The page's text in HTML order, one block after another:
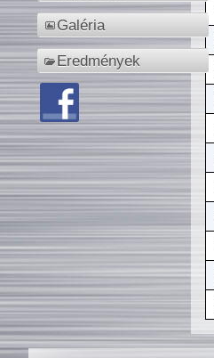
Galéria
Eredmények